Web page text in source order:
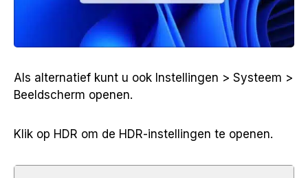
Als alternatief kunt u ook Instellingen > Systeem >
Beeldscherm openen.
Klik op HDR om de HDR-instellingen te openen.